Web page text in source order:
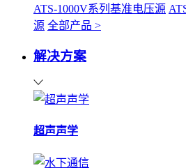
ATS-1000V系列基准电压源
源 全部产品 >
解决方案
超声声学